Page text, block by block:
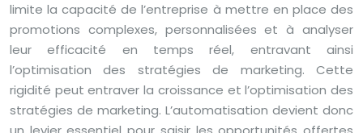
limite la capacité de l’entreprise à mettre en place des
promotions complexes, personnalisées et à analyser
leur efficacité en temps réel, entravant ainsi
l’optimisation des stratégies de marketing. Cette
rigidité peut entraver la croissance et l’optimisation des
stratégies de marketing. L’automatisation devient donc